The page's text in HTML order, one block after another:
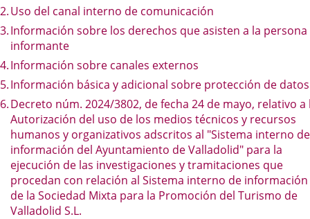
Uso del canal interno de comunicación
Información sobre los derechos que asisten a la persona
informante
Información sobre canales externos
Información básica y adicional sobre protección de datos
Decreto núm. 2024/3802, de fecha 24 de mayo, relativo a
Autorización del uso de los medios técnicos y recursos
humanos y organizativos adscritos al "Sistema interno de
información del Ayuntamiento de Valladolid" para la
ejecución de las investigaciones y tramitaciones que
procedan con relación al Sistema interno de información
de la Sociedad Mixta para la Promoción del Turismo de
Valladolid S.L.